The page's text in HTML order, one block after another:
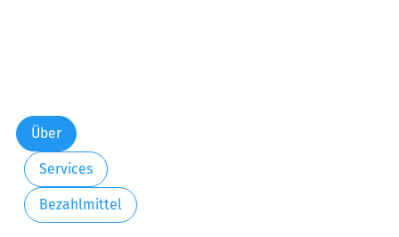
Über
Services
Bezahlmittel